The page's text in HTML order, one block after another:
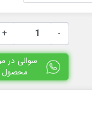
-
+
سوالی در
محصول